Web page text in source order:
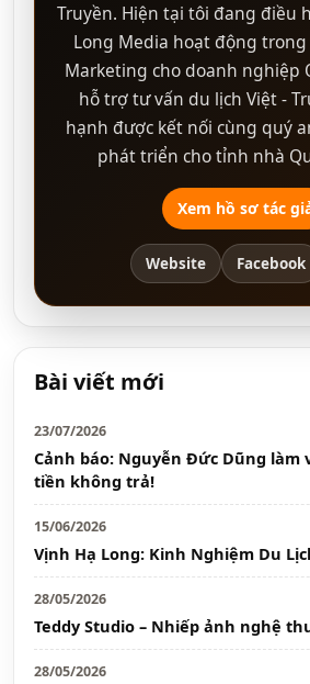
Truyền. Hiện tại tôi đang điều
Long Media hoạt động trong
Marketing cho doanh nghiệp
hỗ trợ tư vấn du lịch Việt -
hạnh được kết nối cùng quý
phát triển cho tỉnh nhà
Xem hồ sơ tác
Website Facebook
Bài viết mới
23/07/2026
Cảnh báo: Nguyễn Đức Dũng làm
tiền không trả!
15/06/2026
Vịnh Hạ Long: Kinh Nghiệm Du
28/05/2026
Teddy Studio – Nhiếp ảnh nghệ
28/05/2026